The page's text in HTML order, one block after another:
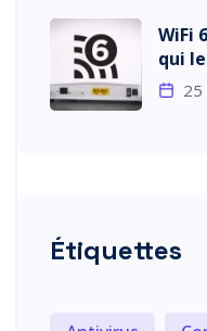
WiFi
qui
25
Étiquettes